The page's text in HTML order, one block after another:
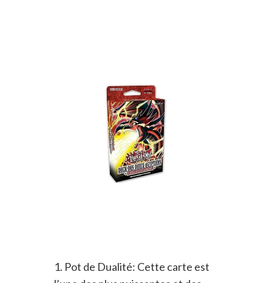
1. Pot de Dualité: Cette carte est